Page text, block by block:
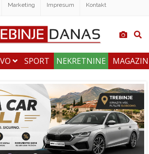
Marketing Impresum Kontakt
SPORT NEKRETNINE